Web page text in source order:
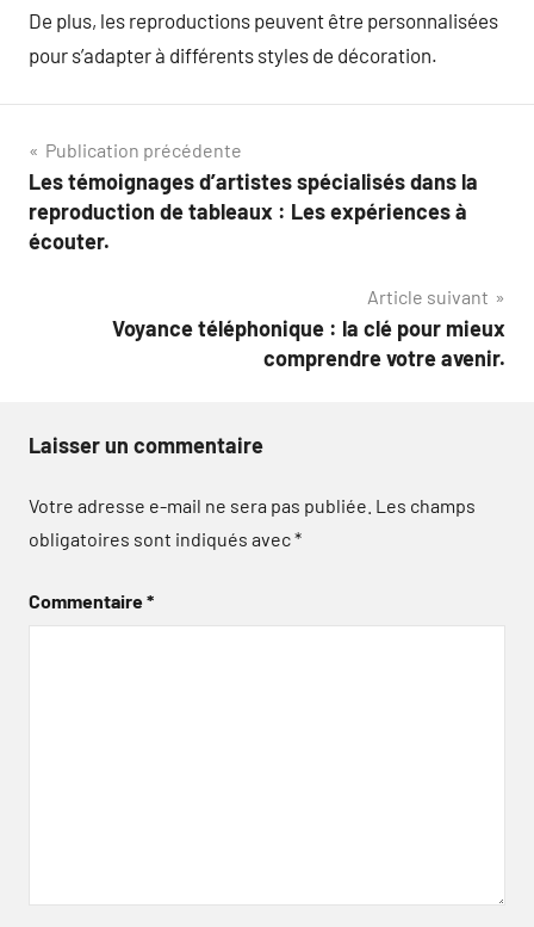
De plus, les reproductions peuvent être personnalisées
pour s’adapter à différents styles de décoration.
Navigation
de
l’article
Publication précédente
Les témoignages d’artistes spécialisés dans la
reproduction de tableaux : Les expériences à
écouter.
Article suivant
Voyance téléphonique : la clé pour mieux
comprendre votre avenir.
Laisser un commentaire
Votre adresse e-mail ne sera pas publiée. Les champs
obligatoires sont indiqués avec*
Commentaire*